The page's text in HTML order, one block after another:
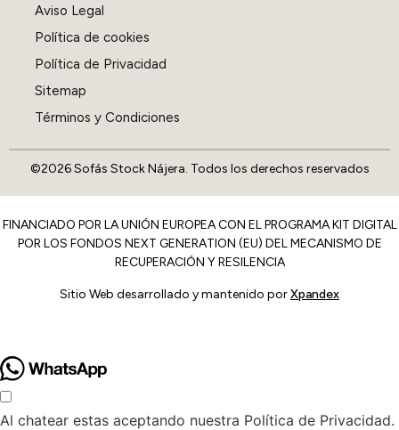
Aviso Legal
Política de cookies
Política de Privacidad
Sitemap
Términos y Condiciones
©2026 Sofás Stock Nájera. Todos los derechos reservados
FINANCIADO POR LA UNIÓN EUROPEA CON EL PROGRAMA KIT DIGITAL
POR LOS FONDOS NEXT GENERATION (EU) DEL MECANISMO DE
RECUPERACIÓN Y RESILENCIA
Sitio Web desarrollado y mantenido porXpandex
Al chatear estas aceptando nuestra Política de Privacidad.